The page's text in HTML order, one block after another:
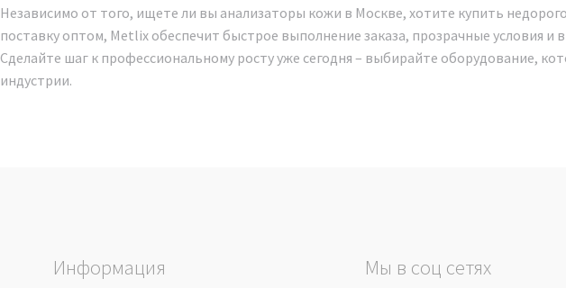
Независимо от того, ищете ли вы анализаторы кожи в Москве, хотите купить
поставку оптом, Metlix обеспечит быстрое выполнение заказа, прозрачные условия и
Сделайте шаг к профессиональному росту уже сегодня – выбирайте оборудование,
индустрии.
Информация Мы в соц сетях